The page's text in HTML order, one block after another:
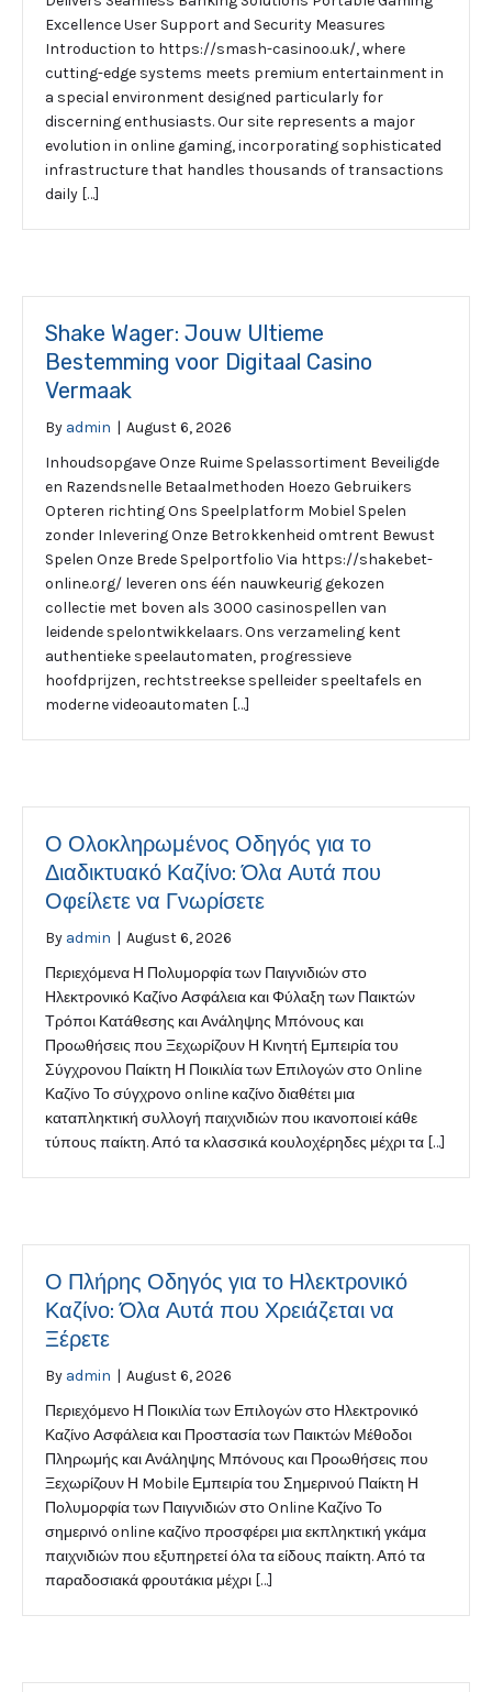
Excellence User Support and Security Measures
Introduction to https://smash-casinoo.uk/, where
cutting-edge systems meets premium entertainment in
a special environment designed particularly for
discerning enthusiasts. Our site represents a major
evolution in online gaming, incorporating sophisticated
infrastructure that handles thousands of transactions
daily […]
Shake Wager: Jouw Ultieme
Bestemming voor Digitaal Casino
Vermaak
By admin | August 6, 2026
Inhoudsopgave Onze Ruime Spelassortiment Beveiligde
en Razendsnelle Betaalmethoden Hoezo Gebruikers
Opteren richting Ons Speelplatform Mobiel Spelen
zonder Inlevering Onze Betrokkenheid omtrent Bewust
Spelen Onze Brede Spelportfolio Via https://shakebet-
online.org/ leveren ons één nauwkeurig gekozen
collectie met boven als 3000 casinospellen van
leidende spelontwikkelaars. Ons verzameling kent
authentieke speelautomaten, progressieve
hoofdprijzen, rechtstreekse spelleider speeltafels en
moderne videoautomaten […]
Ο Ολοκληρωμένος Οδηγός για το
Διαδικτυακό Καζίνο: Όλα Αυτά που
Οφείλετε να Γνωρίσετε
By admin | August 6, 2026
Περιεχόμενα Η Πολυμορφία των Παιγνιδιών στο
Ηλεκτρονικό Καζίνο Ασφάλεια και Φύλαξη των Παικτών
Τρόποι Κατάθεσης και Ανάληψης Μπόνους και
Προωθήσεις που Ξεχωρίζουν Η Κινητή Εμπειρία του
Σύγχρονου Παίκτη Η Ποικιλία των Επιλογών στο Online
Καζίνο Το σύγχρονο online καζίνο διαθέτει μια
καταπληκτική συλλογή παιχνιδιών που ικανοποιεί κάθε
τύπους παίκτη. Από τα κλασσικά κουλοχέρηδες μέχρι τα […]
Ο Πλήρης Οδηγός για το Ηλεκτρονικό
Καζίνο: Όλα Αυτά που Χρειάζεται να
Ξέρετε
By admin | August 6, 2026
Περιεχόμενο Η Ποικιλία των Επιλογών στο Ηλεκτρονικό
Καζίνο Ασφάλεια και Προστασία των Παικτών Μέθοδοι
Πληρωμής και Ανάληψης Μπόνους και Προωθήσεις που
Ξεχωρίζουν Η Mobile Εμπειρία του Σημερινού Παίκτη Η
Πολυμορφία των Παιγνιδιών στο Online Καζίνο Το
σημερινό online καζίνο προσφέρει μια εκπληκτική γκάμα
παιχνιδιών που εξυπηρετεί όλα τα είδους παίκτη. Από τα
παραδοσιακά φρουτάκια μέχρι […]